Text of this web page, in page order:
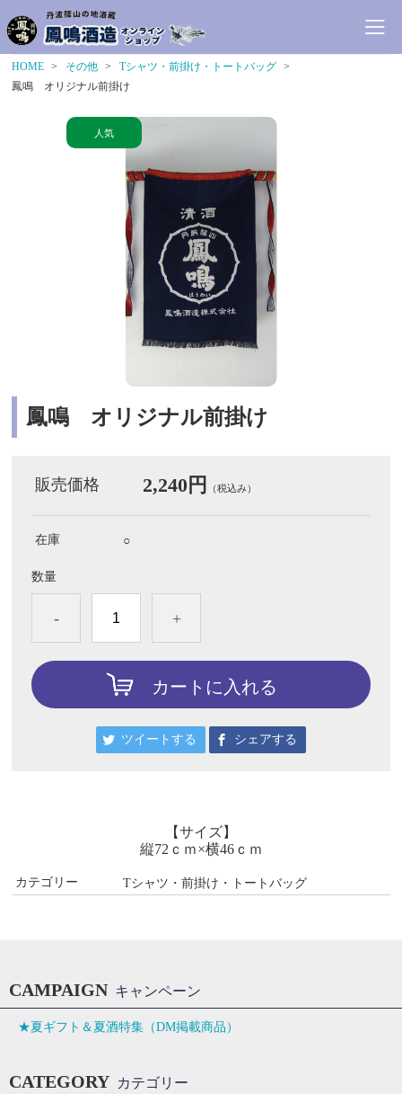
HOME その他
Tシャツ・前掛け・トートバッグ
鳳鳴 オリジナル前掛け
鳳鳴 オリジナル前掛け
販売価格 2,240円 （税込み）
在庫 ○
数量
- +
カートに入れる
ツイートする シェアする
【サイズ】
縦72ｃｍ×横46ｃｍ
カテゴリー Tシャツ・前掛け・トートバッグ
CAMPAIGN キャンペーン
★夏ギフト＆夏酒特集（DM掲載商品）
CATEGORY カテゴリー